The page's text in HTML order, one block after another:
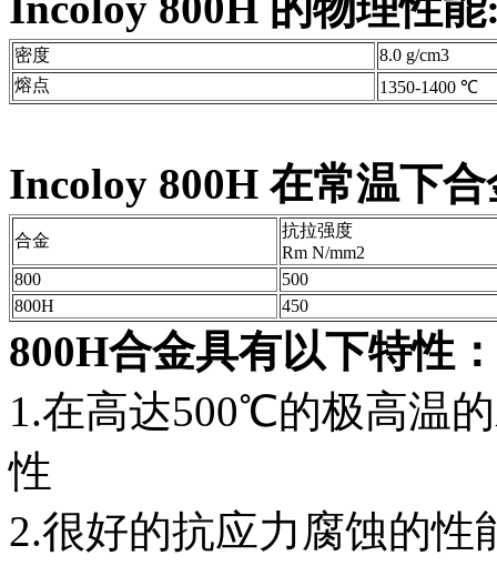
密度
8.0 g/cm3
熔点
1350-1400 ℃
Incoloy 800H 在常温下
合金
抗拉强度
Rm N/mm2
800
500
800H
450
800H合金具有以下特性：
1.在高达500℃的极高温
性
2.很好的抗应力腐蚀的性